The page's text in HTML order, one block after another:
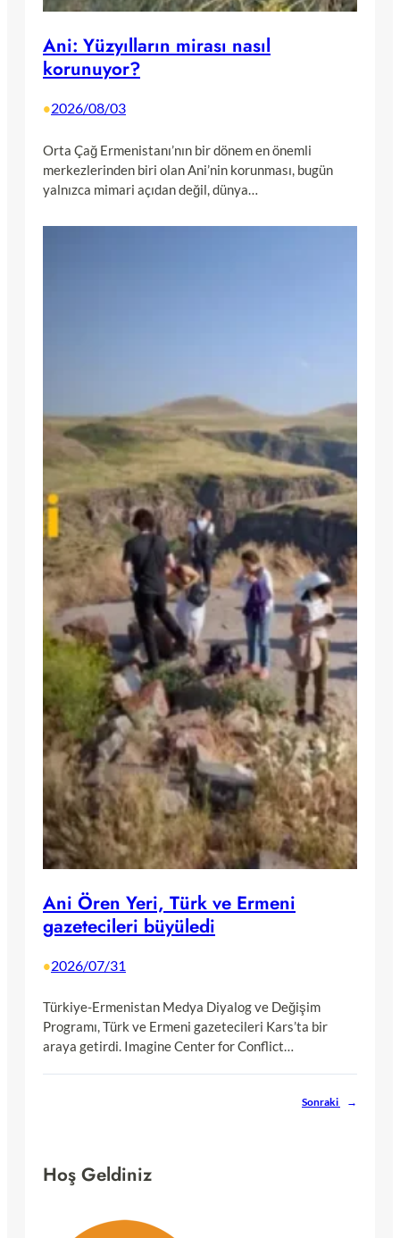
Ani: Yüzyılların mirası nasıl
korunuyor?
•2026/08/03
Orta Çağ Ermenistanı’nın bir dönem en önemli
merkezlerinden biri olan Ani’nin korunması, bugün
yalnızca mimari açıdan değil, dünya…
Ani Ören Yeri, Türk ve Ermeni
gazetecileri büyüledi
•2026/07/31
Türkiye-Ermenistan Medya Diyalog ve Değişim
Programı, Türk ve Ermeni gazetecileri Kars’ta bir
araya getirdi. Imagine Center for Conflict…
Sonraki →
Hoş Geldiniz